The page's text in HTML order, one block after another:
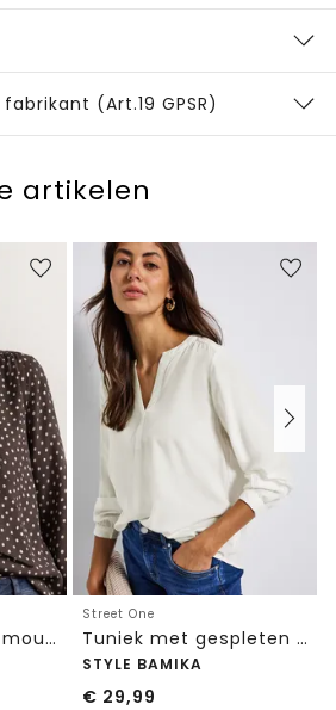
(Art.19 GPSR)
artikelen
Blouse met lange mouwen en strikdetail
Street One
Tuniek met gespleten hals
STYLE BAMIKA
€ 29,99